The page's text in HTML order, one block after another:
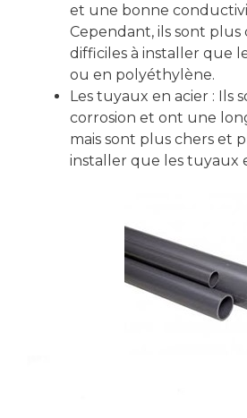
et une bonne
Cependant, ils sont plus
difficiles à installer que
ou en polyéthylène.
Les tuyaux en acier : Ils
corrosion et ont une
mais sont plus chers et
installer que les tuyaux